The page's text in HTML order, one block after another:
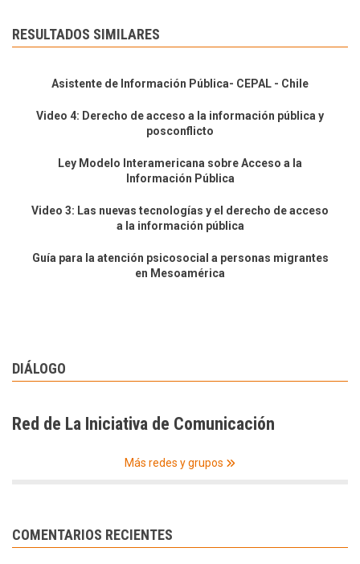
RESULTADOS SIMILARES
Asistente de Información Pública- CEPAL - Chile
Video 4: Derecho de acceso a la información pública y
posconflicto
Ley Modelo Interamericana sobre Acceso a la
Información Pública
Video 3: Las nuevas tecnologías y el derecho de acceso
a la información pública
Guía para la atención psicosocial a personas migrantes
en Mesoamérica
DIÁLOGO
Red de La Iniciativa de Comunicación
Más redes y grupos
COMENTARIOS RECIENTES